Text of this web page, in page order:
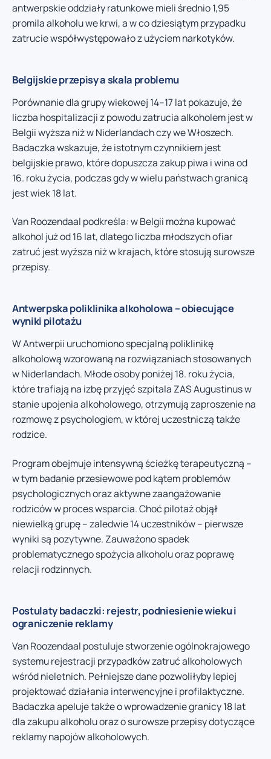
antwerpskie oddziały ratunkowe mieli średnio 1,95
promila alkoholu we krwi, a w co dziesiątym przypadku
zatrucie współwystępowało z użyciem narkotyków.
Belgijskie przepisy a skala problemu
Porównanie dla grupy wiekowej 14–17 lat pokazuje, że
liczba hospitalizacji z powodu zatrucia alkoholem jest w
Belgii wyższa niż w Niderlandach czy we Włoszech.
Badaczka wskazuje, że istotnym czynnikiem jest
belgijskie prawo, które dopuszcza zakup piwa i wina od
16. roku życia, podczas gdy w wielu państwach granicą
jest wiek 18 lat.
Van Roozendaal podkreśla: w Belgii można kupować
alkohol już od 16 lat, dlatego liczba młodszych ofiar
zatruć jest wyższa niż w krajach, które stosują surowsze
przepisy.
Antwerpska poliklinika alkoholowa – obiecujące
wyniki pilotażu
W Antwerpii uruchomiono specjalną poliklinikę
alkoholową wzorowaną na rozwiązaniach stosowanych
w Niderlandach. Młode osoby poniżej 18. roku życia,
które trafiają na izbę przyjęć szpitala ZAS Augustinus w
stanie upojenia alkoholowego, otrzymują zaproszenie na
rozmowę z psychologiem, w której uczestniczą także
rodzice.
Program obejmuje intensywną ścieżkę terapeutyczną –
w tym badanie przesiewowe pod kątem problemów
psychologicznych oraz aktywne zaangażowanie
rodziców w proces wsparcia. Choć pilotaż objął
niewielką grupę – zaledwie 14 uczestników – pierwsze
wyniki są pozytywne. Zauważono spadek
problematycznego spożycia alkoholu oraz poprawę
relacji rodzinnych.
Postulaty badaczki: rejestr, podniesienie wieku i
ograniczenie reklamy
Van Roozendaal postuluje stworzenie ogólnokrajowego
systemu rejestracji przypadków zatruć alkoholowych
wśród nieletnich. Pełniejsze dane pozwoliłyby lepiej
projektować działania interwencyjne i profilaktyczne.
Badaczka apeluje także o wprowadzenie granicy 18 lat
dla zakupu alkoholu oraz o surowsze przepisy dotyczące
reklamy napojów alkoholowych.